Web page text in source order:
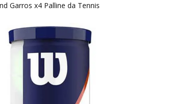
Garros x4 Palline da Tennis